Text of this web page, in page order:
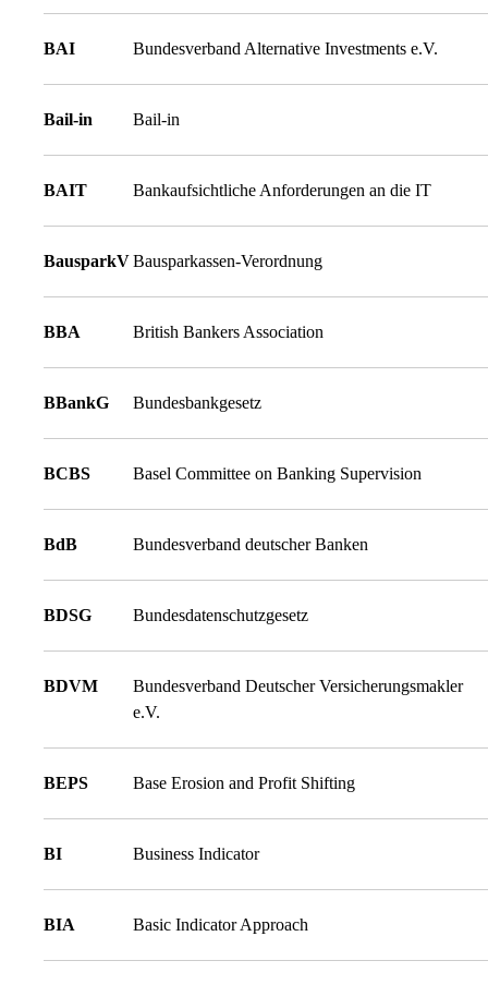
BAI Bundesverband Alternative Investments e.V.
Bail-in Bail-in
BAIT Bankaufsichtliche Anforderungen an die IT
BausparkVBausparkassen-Verordnung
BBA British Bankers Association
BBankG Bundesbankgesetz
BCBS Basel Committee on Banking Supervision
BdB Bundesverband deutscher Banken
BDSG Bundesdatenschutzgesetz
BDVM
Bundesverband Deutscher Versicherungsmakler
e.V.
BEPS Base Erosion and Profit Shifting
BI Business Indicator
BIA Basic Indicator Approach